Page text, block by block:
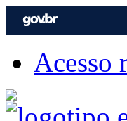
Acesso